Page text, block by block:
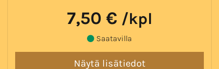
7,50 € /kpl
Saatavilla